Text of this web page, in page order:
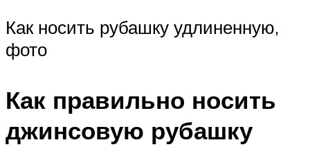
Как носить рубашку удлиненную,
фото
Как правильно носить
джинсовую рубашку